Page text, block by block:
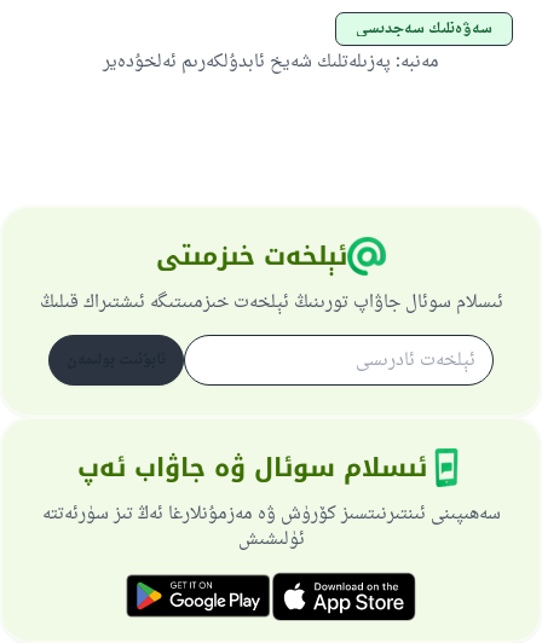
سەۋەنلىك سەجدىسى
مەنبە: پەزىلەتلىك شەيخ ئابدۇلكەرىم ئەلخۇدەير
ئېلخەت خىزمىتى
ئىسلام سوئال جاۋاپ تورىنىڭ ئېلخەت خىزمىىتىگە ئىشتىراك قىلىڭ
ئىسلام سوئال ۋە جاۋاب ئەپ
سەھىپىنى ئىنتىرنىتسىز كۆرۈش ۋە مەزمۇنلارغا ئەڭ تىز سۈرئەتتە
ئۈلىشىش